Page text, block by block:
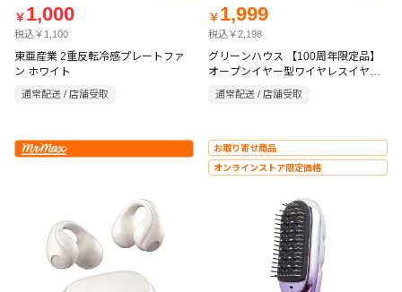
￥ 1,000
税込￥1,100
東亜産業 2重反転冷感プレートファ
ン ホワイト
通常配送 / 店舗受取
￥ 1,999
税込￥2,198
グリーンハウス 【100周年限定品】
オープンイヤー型ワイヤレスイヤホ
ン SBC AAC GH-OWSCMR-BK
通常配送 / 店舗受取
お取り寄せ商品
オンラインストア限定価格